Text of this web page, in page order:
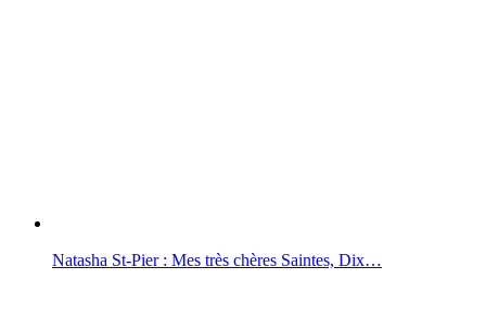
Natasha St-Pier : Mes très chères Saintes, Dix…